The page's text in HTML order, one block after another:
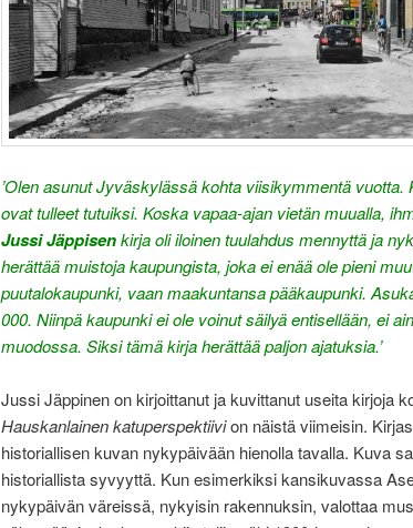
’Olen asunut Jyväskylässä kohta viisikymmentä vuotta.
ovat tulleet tutuiksi. Koska vapaa-ajan vietän muualla,
Jussi Jäppisenkirja oli iloinen tuulahdus mennyttä ja
herättää muistoja kaupungista, joka ei enää ole pieni
puutalokaupunki, vaan maakuntansa pääkaupunki.
000. Niinpä kaupunki ei ole voinut säilyä entisellään, ei
muodossa. Siksi tämä kirja herättää paljon ajatuksia.’
Jussi Jäppinen on kirjoittanut ja kuvittanut useita kirjoja
Hauskanlainen katuperspektiivion näistä viimeisin.
historiallisen kuvan nykypäivään hienolla tavalla. Kuva
historiallista syvyyttä. Kun esimerkiksi kansikuvassa
nykypäivän väreissä, nykyisin rakennuksin, valottaa